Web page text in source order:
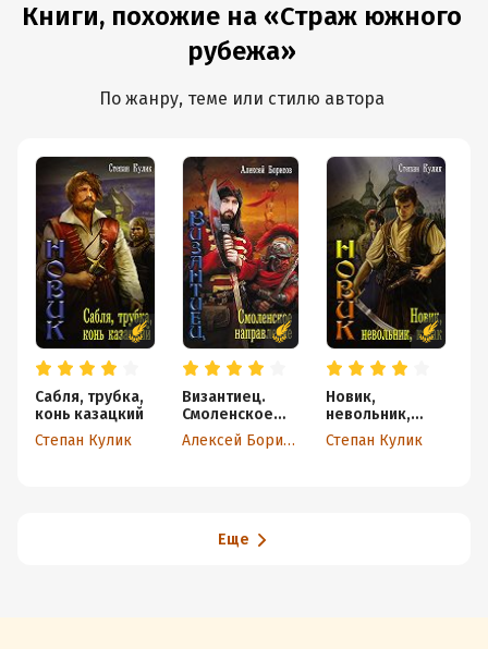
Книги, похожие на «Страж южного
рубежа»
По жанру, теме или стилю автора
Сабля, трубка,
конь казацкий
Степан Кулик
Византиец.
Смоленское
направление
Алексей Борисов
Новик,
невольник,
казак
Степан Кулик
Еще